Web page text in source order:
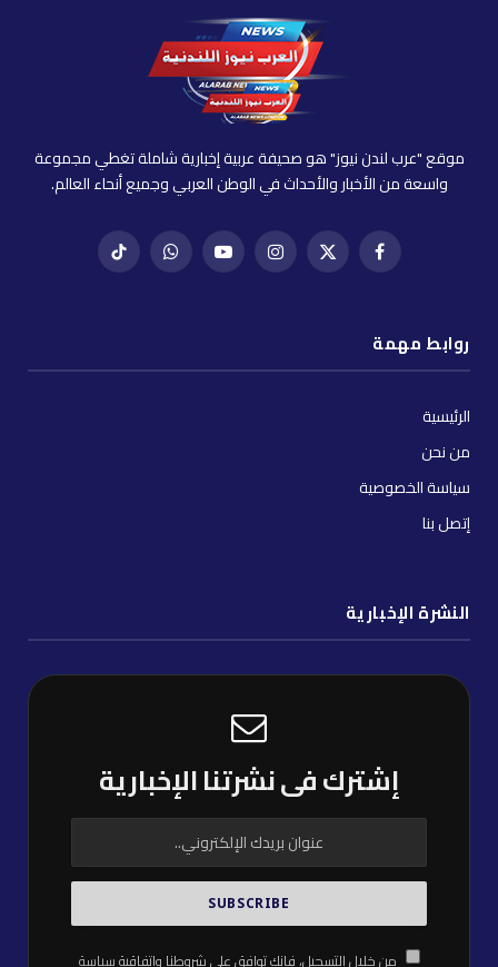
موقع "عرب لندن نيوز" هو صحيفة عربية إخبارية شاملة تغطي مجموعة
واسعة من الأخبار والأحداث في الوطن العربي وجميع أنحاء العالم.
فيسبوكX
إنستغراميوتيوب واتساب تيك
روابط مهمة
الرئيسية
من نحن
سياسة الخصوصية
إتصل بنا
النشرة الإخبارية
إشترك فى نشرتنا الإخبارية
من خلال التسجيل، فإنك توافق على شروطنا واتفاقيةسياسة